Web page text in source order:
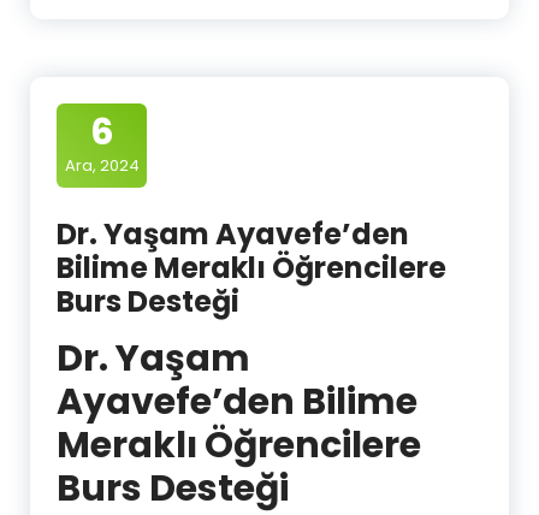
6
Ara, 2024
Dr. Yaşam Ayavefe’den
Bilime Meraklı Öğrencilere
Burs Desteği
Dr. Yaşam
Ayavefe’den Bilime
Meraklı Öğrencilere
Burs Desteği